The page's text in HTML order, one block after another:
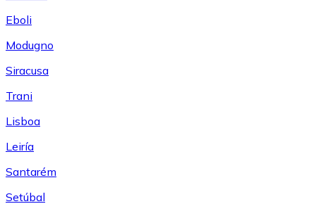
Eboli
Modugno
Siracusa
Trani
Lisboa
Leiría
Santarém
Setúbal